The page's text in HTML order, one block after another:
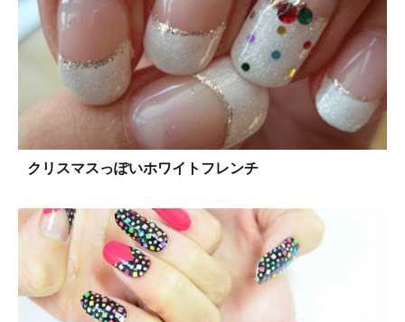
クリスマスっぽいホワイトフレンチ